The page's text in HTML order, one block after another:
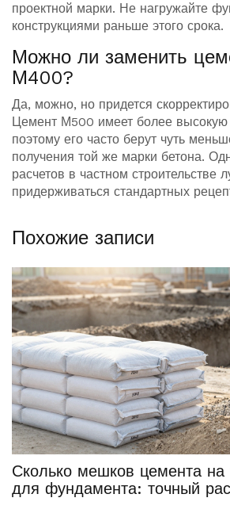
проектной марки. Не нагружайте
конструкциями раньше этого срока.
Можно ли заменить
М400?
Да, можно, но придется
Цемент М500 имеет более высокую
поэтому его часто берут чуть
получения той же марки бетона.
расчетов в частном строительстве
придерживаться стандартных
Похожие записи
Сколько мешков цемента на
для фундамента: точный